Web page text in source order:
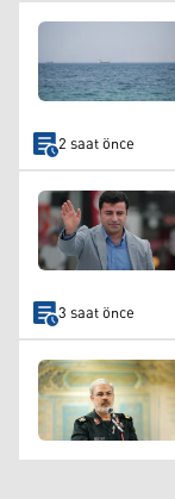
2 saat önce
3 saat önce